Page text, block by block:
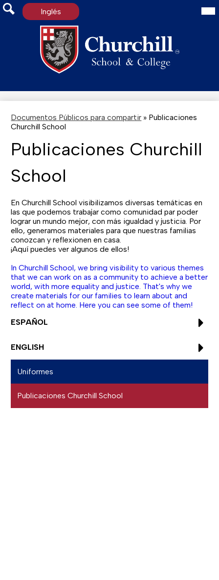
Inglés
Documentos Públicos para compartir » Publicaciones
Churchill School
Publicaciones Churchill
School
En Churchill School visibilizamos diversas temáticas en
las que podemos trabajar como comunidad par poder
lograr un mundo mejor, con más igualdad y justicia. Por
ello, generamos materiales para que nuestras familias
conozcan y reflexionen en casa.
¡Aquí puedes ver algunos de ellos!
In Churchill School, we bring visibility to various themes
that we can work on as a community to achieve a better
world, with more equality and justice. That's why we
create materials for our families to learn about and
reflect on at home. Here you can see some of them!
ESPAÑOL
ENGLISH
Uniformes
Publicaciones Churchill School